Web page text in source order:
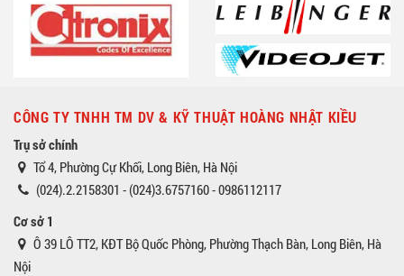
CÔNG TY TNHH TM DV & KỸ THUẬT HOÀNG NHẬT KIỀU
Trụ sở chính
Tổ 4, Phường Cự Khối, Long Biên, Hà Nội
(024).2.2158301 - (024)3.6757160 - 0986112117
Cơ sở 1
Ô 39 LÔ TT2, KĐT Bộ Quốc Phòng, Phường Thạch Bàn, Long Biên, Hà
Nội